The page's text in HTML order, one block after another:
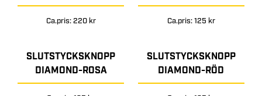
Ca.pris: 220 kr Ca.pris: 125 kr
SLUTSTYCKSKNOPP
DIAMOND-ROSA
SLUTSTYCKSKNOPP
DIAMOND-RÖD